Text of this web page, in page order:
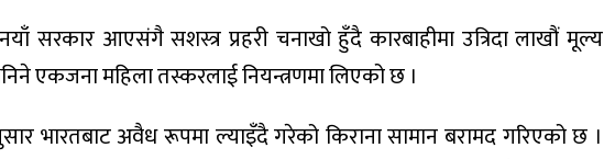
सरकार आएसंगै सशस्त्र प्रहरी चनाखो हुँदै कारबाहीमा उत्रिदा लाखौं मूल्य
एकजना महिला तस्करलाई नियन्त्रणमा लिएको छ ।
भारतबाट अवैध रूपमा ल्याइँदै गरेको किराना सामान बरामद गरिएको छ ।